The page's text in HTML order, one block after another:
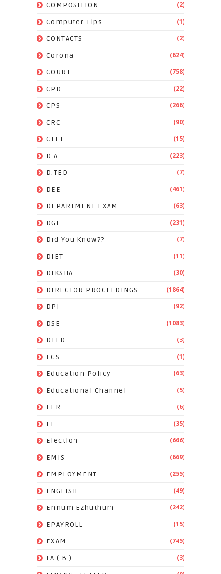
COMPOSITION (2)
Computer Tips (1)
CONTACTS (2)
Corona (624)
COURT (758)
CPD (22)
CPS (266)
CRC (90)
CTET (15)
D.A (223)
D.TED (7)
DEE (461)
DEPARTMENT EXAM (63)
DGE (231)
Did You Know?? (7)
DIET (11)
DIKSHA (30)
DIRECTOR PROCEEDINGS (1864)
DPI (92)
DSE (1083)
DTED (3)
ECS (1)
Education Policy (63)
Educational Channel (5)
EER (6)
EL (35)
Election (666)
EMIS (669)
EMPLOYMENT (255)
ENGLISH (49)
Ennum Ezhuthum (242)
EPAYROLL (15)
EXAM (745)
FA ( B ) (3)